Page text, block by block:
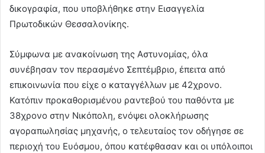
δικογραφία, που υποβλήθηκε στην Εισαγγελία
Πρωτοδικών Θεσσαλονίκης.
Σύμφωνα με ανακοίνωση της Αστυνομίας, όλα
συνέβησαν τον περασμένο Σεπτέμβριο, έπειτα από
επικοινωνία που είχε ο καταγγέλλων με 42χρονο.
Κατόπιν προκαθορισμένου ραντεβού του παθόντα με
38χρονο στην Νικόπολη, ενόψει ολοκλήρωσης
αγοραπωλησίας μηχανής, ο τελευταίος τον οδήγησε σε
περιοχή του Ευόσμου, όπου κατέφθασαν και οι υπόλοιποι